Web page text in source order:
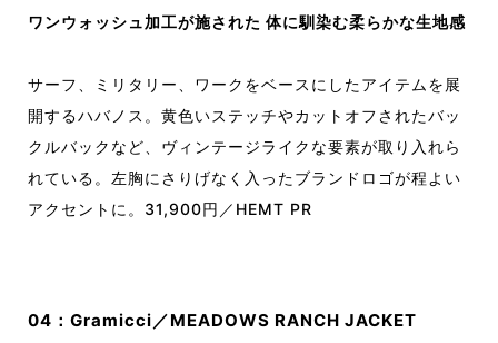
ワンウォッシュ加工が施された 体に馴染む柔らかな生地感
サーフ、ミリタリー、ワークをベースにしたアイテムを展
開するハバノス。黄色いステッチやカットオフされたバッ
クルバックなど、ヴィンテージライクな要素が取り入れら
れている。左胸にさりげなく入ったブランドロゴが程よい
アクセントに。31,900円／HEMT PR
04：Gramicci／MEADOWS RANCH JACKET